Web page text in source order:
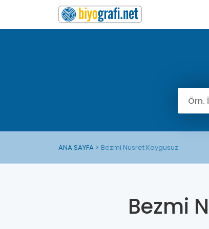
ANA SAYFA Bezmi Nusret Kaygusuz
Bezmi